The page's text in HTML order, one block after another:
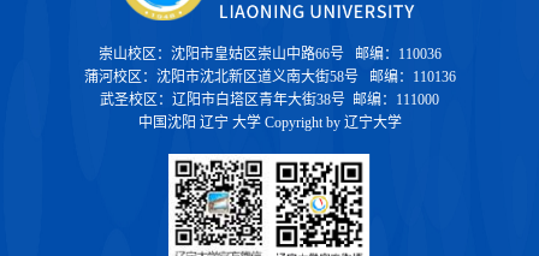
崇山校区：沈阳市皇姑区崇山中路66号 邮编：110036
蒲河校区：沈阳市沈北新区道义南大街58号 邮编：110136
武圣校区：辽阳市白塔区青年大街38号 邮编：111000
中国沈阳 辽宁 大学 Copyright by 辽宁大学